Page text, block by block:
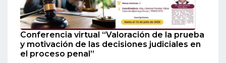
Conferencia virtual “Valoración de la prueba
y motivación de las decisiones judiciales en
el proceso penal”